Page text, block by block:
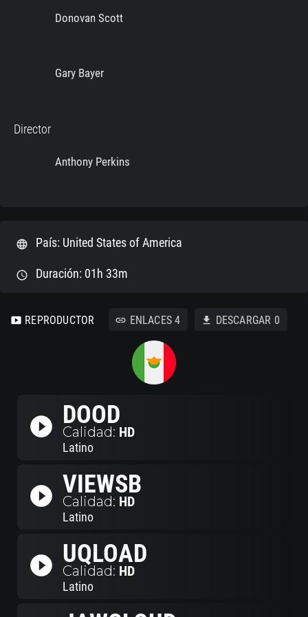
Donovan Scott
Gary Bayer
Director
Anthony Perkins
language País: United States of America
schedule Duración: 01h 33m
smart_display REPRODUCTOR link ENLACES4 download DESCARGAR 0
play_circle_filled DOOD
Calidad: HD
Latino
play_circle_filled VIEWSB
Calidad: HD
Latino
play_circle_filled UQLOAD
Calidad: HD
Latino